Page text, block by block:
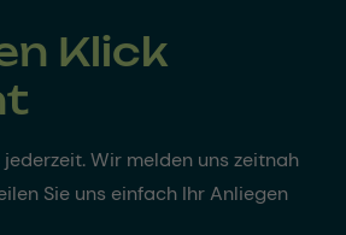
Klick
Wir melden uns zeitnah
Sie uns einfach Ihr Anliegen